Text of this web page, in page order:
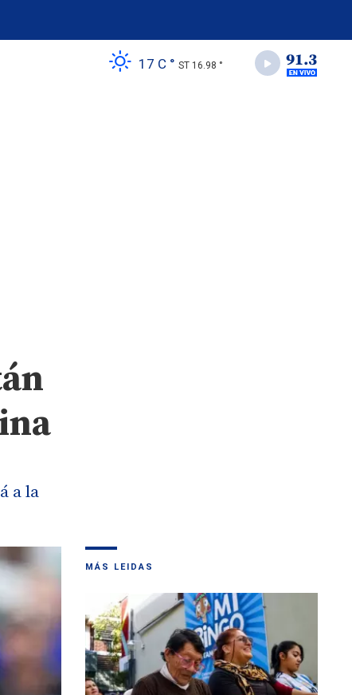
17 C ° ST 16.98 °
a la
MÁS LEIDAS